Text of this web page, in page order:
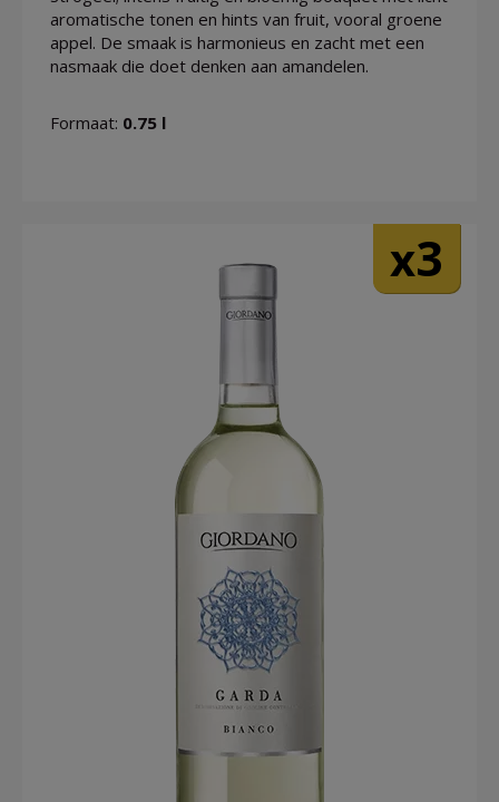
aromatische tonen en hints van fruit, vooral groene
appel. De smaak is harmonieus en zacht met een
nasmaak die doet denken aan amandelen.
Formaat: 0.75 l
x3